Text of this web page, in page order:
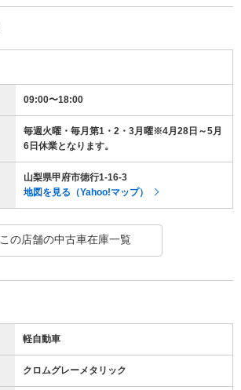
09:00〜18:00
毎週火曜・毎月第1・2・3月曜※4月28日～5月
6日休業となります。
山梨県甲府市徳行1-16-3
地図を見る（Yahoo!マップ）
この店舗の中古車在庫一覧
軽自動車
クロムグレーメタリック